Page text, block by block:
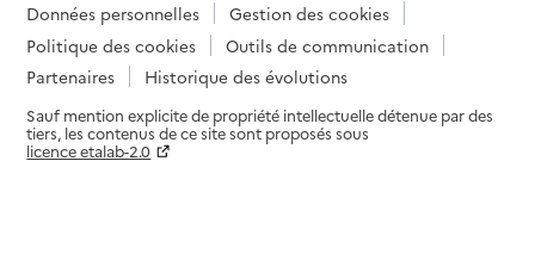
Données personnelles
Gestion des cookies
Politique des cookies
Outils de communication
Partenaires
Historique des évolutions
Sauf mention explicite de propriété intellectuelle détenue par des
tiers, les contenus de ce site sont proposés sous
licence etalab-2.0